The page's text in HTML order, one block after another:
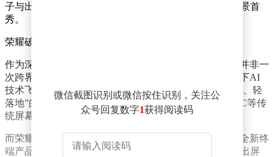
子与出行科技的行业边界，上演一场AI全场景生态的实景首
秀。
荣耀破局AI单项能力发展桎梏 搭建完整AI终端生态体系
作为深耕消费电子多年的科技品牌，荣耀此次登陆车展并非一
次跨界噱头式亮相，而是品牌战略升级的具象落地。当下AI
技术飞速迭代，行业普遍陷入“重算力、轻体验”“重迭代、轻
落地”的内卷困境，多数品牌的AI能力仍局限于手机、PC等传
统屏幕终端。
而荣耀选择车展这一沉浸式物理场景集中展示机器人与全新终
端产品，核心初衷正是让大众直观看见：AI正在彻底走出屏
微信截图识别或微信按住识别，关注公
众号回复数字1获得阅读码